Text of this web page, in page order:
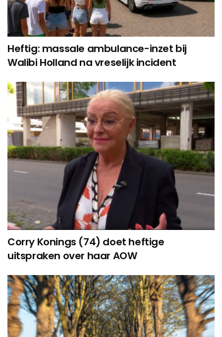
Heftig: massale ambulance-inzet bij
Walibi Holland na vreselijk incident
Corry Konings (74) doet heftige
uitspraken over haar AOW